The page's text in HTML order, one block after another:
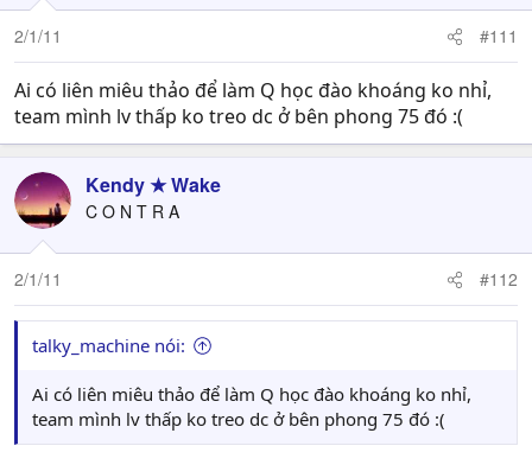
2/1/11 #111
Ai có liên miêu thảo để làm Q học đào khoáng ko nhỉ,
team mình lv thấp ko treo dc ở bên phong 75 đó :(
Kendy ★ Wake
C O N T R A
2/1/11 #112
talky_machine nói:
Ai có liên miêu thảo để làm Q học đào khoáng ko nhỉ,
team mình lv thấp ko treo dc ở bên phong 75 đó :(